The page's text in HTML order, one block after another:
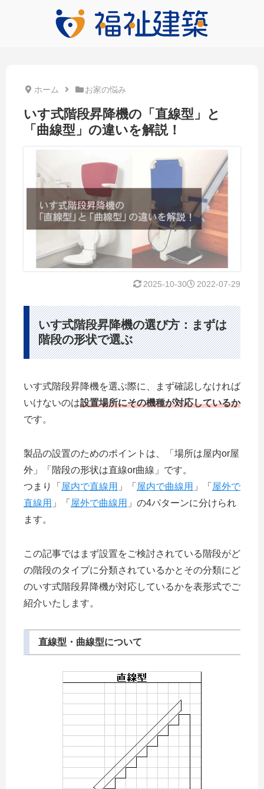
ホーム お家の悩み
いす式階段昇降機の「直線型」と
「曲線型」の違いを解説！
2022-07-29
2025-10-30
いす式階段昇降機の選び方：まずは
階段の形状で選ぶ
いす式階段昇降機を選ぶ際に、まず確認しなければ
いけないのは設置場所にその機種が対応しているか
です。
製品の設置のためのポイントは、「場所は屋内or屋
外」「階段の形状は直線or曲線」です。
つまり「 屋内で直線用 」「 屋内で曲線用 」「 屋外で
直線用 」「 屋外で曲線用 」の4パターンに分けられ
ます。
この記事ではまず設置をご検討されている階段がど
の階段のタイプに分類されているかとその分類にど
のいす式階段昇降機が対応しているかを表形式でご
紹介いたします。
直線型・曲線型について